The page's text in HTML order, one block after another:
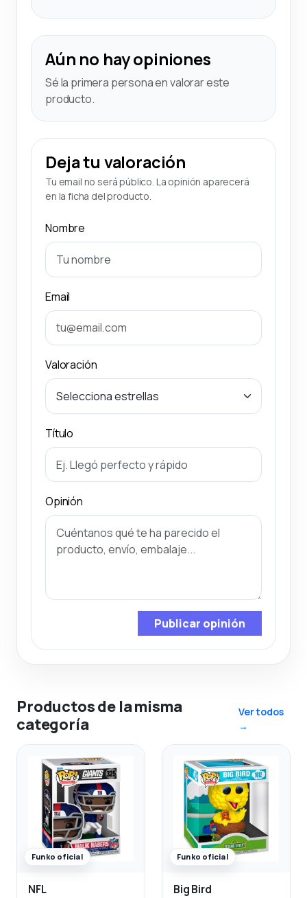
Aún no hay opiniones
Sé la primera persona en valorar este
producto.
Deja tu valoración
Tu email no será público. La opinión aparecerá
en la ficha del producto.
Nombre
Email
Valoración
Título
Opinión
Publicar opinión
Productos de la misma
categoría
Ver todos
→
Funko oficial
NFL
Funko oficial
Big Bird